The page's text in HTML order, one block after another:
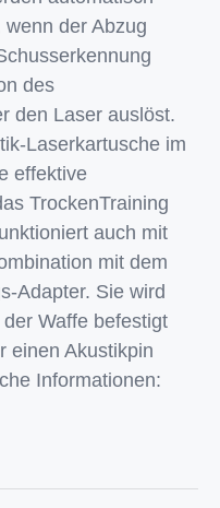
der Abzug
des
den Laser auslöst.
Laserkartusche im
effektive
TrockenTraining
auch mit
mit dem
Adapter. Sie wird
Waffe befestigt
einen Akustikpin
Informationen: